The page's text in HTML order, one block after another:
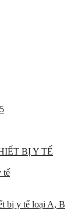
BỊ Y TẾ
tế
bị y tế loại A, B